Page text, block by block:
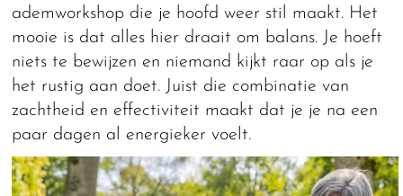
ademworkshop die je hoofd weer stil maakt. Het
mooie is dat alles hier draait om balans. Je hoeft
niets te bewijzen en niemand kijkt raar op als je
het rustig aan doet. Juist die combinatie van
zachtheid en effectiviteit maakt dat je je na een
paar dagen al energieker voelt.